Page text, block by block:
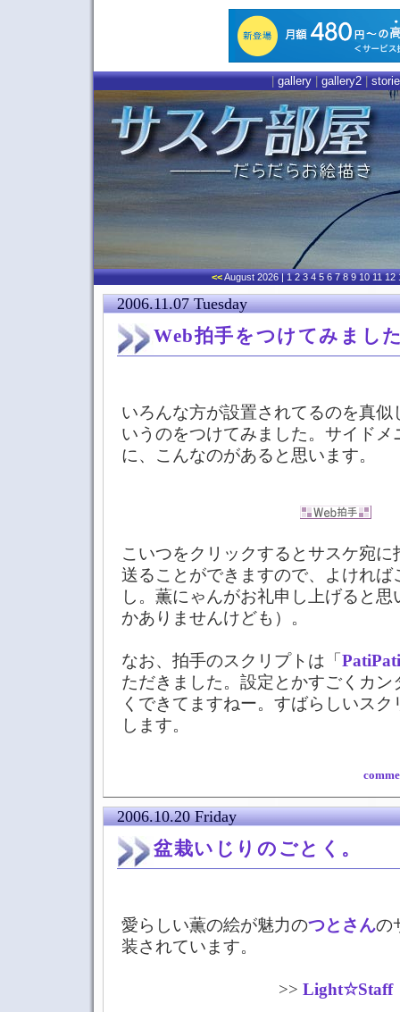
|gallery|gallery2|
<<August 2026| 1 2 3 4 567 8 9 10 11 12
2006.11.07 Tuesday
Web拍手をつけてみまし
いろんな方が設置されてるのを真似
いうのをつけてみました。サイドメ
に、こんなのがあると思います。
こいつをクリックするとサスケ宛
送ることができますので、よければ
し。薫にゃんがお礼申し上げると
かありませんけども）。
なお、拍手のスクリプトは「PatiPati
ただきました。設定とかすごくカン
くできてますねー。すばらしいス
します。
2006.10.20 Friday
盆栽いじりのごとく。
愛らしい薫の絵が魅力のつとさんの
装されています。
>> Light☆Staff